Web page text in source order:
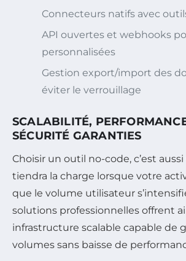
Connecteurs natifs avec
API ouvertes et webhooks
personnalisées
Gestion export/import des
éviter le verrouillage
SCALABILITÉ,
SÉCURITÉ GARANTIES
Choisir un outil no-code, c’est aussi
tiendra la charge lorsque votre
que le volume utilisateur
solutions professionnelles offrent
infrastructure scalable capable de
volumes sans baisse de